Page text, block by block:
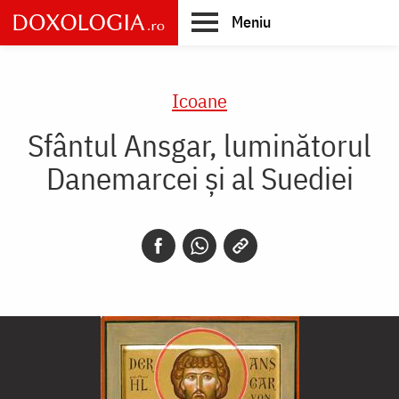
Skip
to
main
Meniu
Icoane
Sfântul Ansgar, luminătorul
Danemarcei şi al Suediei